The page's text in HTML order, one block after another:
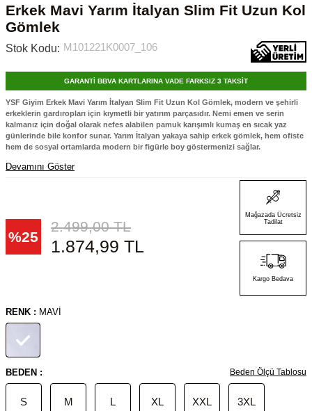
Erkek Mavi Yarım İtalyan Slim Fit Uzun Kol
Gömlek
Stok Kodu: M101221K0007_106
GARANTİ BBVA KARTLARINA VADE FARKSIZ 3 TAKSİT
YSF Giyim Erkek Mavi Yarım İtalyan Slim Fit Uzun Kol Gömlek, modern ve şehirli
erkeklerin gardıropları için kıymetli bir yatırım parçasıdır. Nemi emen ve serin
kalmanız için doğal olarak nefes alabilen pamuk karışımlı kumaş en sıcak yaz
günlerinde bile konfor sunar. Yarım İtalyan yakaya sahip erkek gömlek, hem ofiste
hem de sosyal ortamlarda modern bir figürle boy göstermenizi sağlar.
Devamını Göster
%25
2.499,00TL
1.874,99 TL
Mağazada Ücretsiz
Tadilat
Kargo Bedava
RENK : MAVI
BEDEN : Beden Ölçü Tablosu
S M L XL XXL 3XL